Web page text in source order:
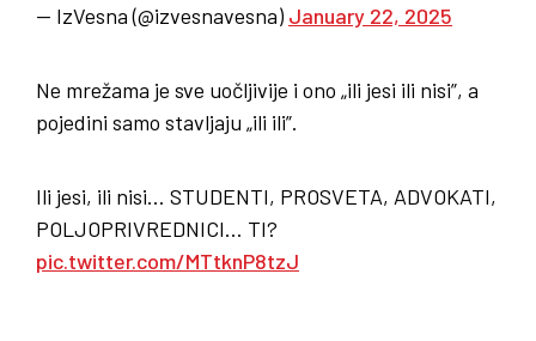
— IzVesna (@izvesnavesna) January 22, 2025
Ne mrežama je sve uočljivije i ono „ili jesi ili nisi”, a
pojedini samo stavljaju „ili ili”.
Ili jesi, ili nisi… STUDENTI, PROSVETA, ADVOKATI,
POLJOPRIVREDNICI… TI?
pic.twitter.com/MTtknP8tzJ